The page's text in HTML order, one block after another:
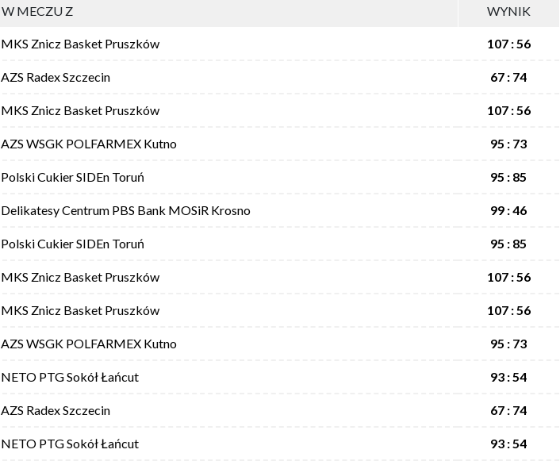
W MECZU Z WYNIK
MKS Znicz Basket Pruszków 107 : 56
AZS Radex Szczecin 67 : 74
MKS Znicz Basket Pruszków 107 : 56
AZS WSGK POLFARMEX Kutno 95 : 73
Polski Cukier SIDEn Toruń 95 : 85
Delikatesy Centrum PBS Bank MOSiR Krosno 99 : 46
Polski Cukier SIDEn Toruń 95 : 85
MKS Znicz Basket Pruszków 107 : 56
MKS Znicz Basket Pruszków 107 : 56
AZS WSGK POLFARMEX Kutno 95 : 73
NETO PTG Sokół Łańcut 93 : 54
AZS Radex Szczecin 67 : 74
NETO PTG Sokół Łańcut 93 : 54